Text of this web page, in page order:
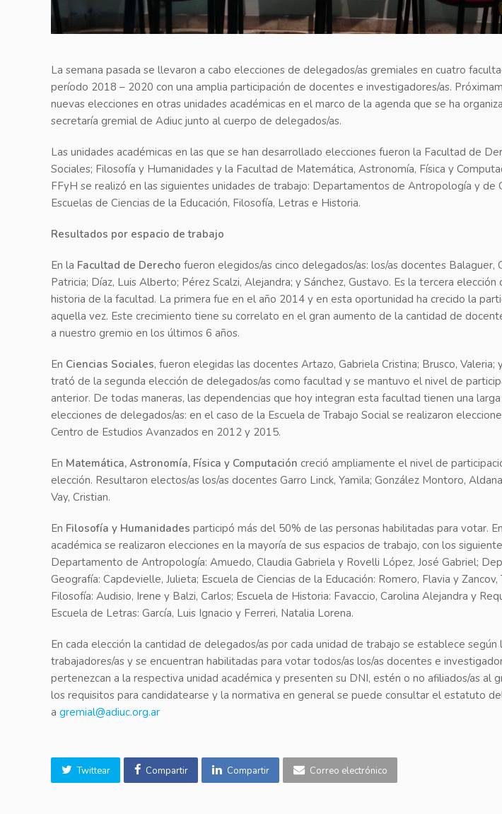
La semana pasada se llevaron a cabo elecciones de delegados/as gremiales en cuatro
período 2018 – 2020 con una amplia participación de docentes e investigadores/as.
nuevas elecciones en otras unidades académicas en el marco de la agenda que se ha
secretaría gremial de Adiuc junto al cuerpo de delegados/as.
Las unidades académicas en las que se han desarrollado elecciones fueron la Facultad de
Sociales; Filosofía y Humanidades y la Facultad de Matemática, Astronomía, Física y
FFyH se realizó en las siguientes unidades de trabajo: Departamentos de Antropología y de
Escuelas de Ciencias de la Educación, Filosofía, Letras e Historia.
Resultados por espacio de trabajo
En la Facultad de Derecho fueron elegidos/as cinco delegados/as: los/as docentes Balaguer,
Patricia; Díaz, Luis Alberto; Pérez Scalzi, Alejandra; y Sánchez, Gustavo. Es la tercera elección
historia de la facultad. La primera fue en el año 2014 y en esta oportunidad ha crecido la
aquella vez. Este crecimiento tiene su correlato en el gran aumento de la cantidad de
a nuestro gremio en los últimos 6 años.
En Ciencias Sociales, fueron elegidas las docentes Artazo, Gabriela Cristina; Brusco, Valeria;
trató de la segunda elección de delegados/as como facultad y se mantuvo el nivel de
anterior. De todas maneras, las dependencias que hoy integran esta facultad tienen una
elecciones de delegados/as: en el caso de la Escuela de Trabajo Social se realizaron
Centro de Estudios Avanzados en 2012 y 2015.
En Matemática, Astronomía, Física y Computación creció ampliamente el nivel de
elección. Resultaron electos/as los/as docentes Garro Linck, Yamila; González Montoro,
Vay, Cristian.
En Filosofía y Humanidades participó más del 50% de las personas habilitadas para votar.
académica se realizaron elecciones en la mayoría de sus espacios de trabajo, con los
Departamento de Antropología: Amuedo, Claudia Gabriela y Rovelli López, José Gabriel;
Geografía: Capdevielle, Julieta; Escuela de Ciencias de la Educación: Romero, Flavia y Zancov,
Filosofía: Audisio, Irene y Balzi, Carlos; Escuela de Historia: Favaccio, Carolina Alejandra y
Escuela de Letras: García, Luis Ignacio y Ferreri, Natalia Lorena.
En cada elección la cantidad de delegados/as por cada unidad de trabajo se establece según
trabajadores/as y se encuentran habilitadas para votar todos/as los/as docentes e
pertenezcan a la respectiva unidad académica y presenten su DNI, estén o no afiliados/as al
los requisitos para candidatearse y la normativa en general se puede consultar el estatuto
a gremial@adiuc.org.ar
Twittear Compartir Compartir Correo electrónico